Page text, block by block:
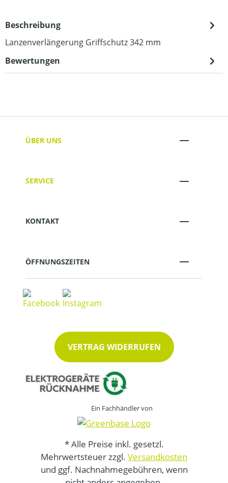
Beschreibung
Lanzenverlängerung Griffschutz 342 mm
Bewertungen
ÜBER UNS
SERVICE
KONTAKT
ÖFFNUNGSZEITEN
VERTRAG WIDERRUFEN
Ein Fachhändler von
* Alle Preise inkl. gesetzl.
Mehrwertsteuer zzgl. Versandkosten
und ggf. Nachnahmegebühren, wenn